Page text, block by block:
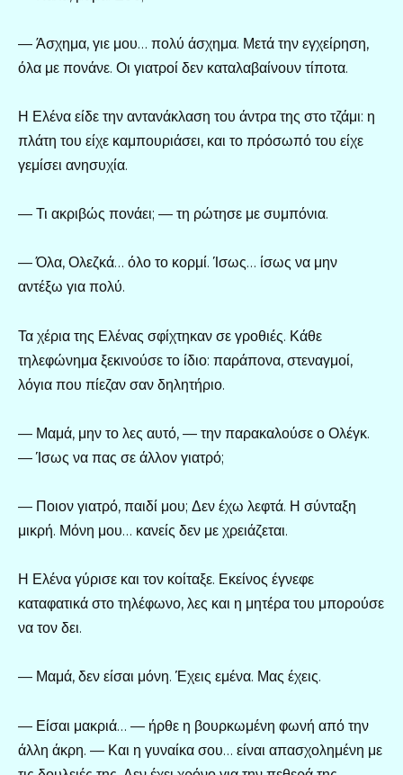
— Άσχημα, γιε μου… πολύ άσχημα. Μετά την εγχείρηση,
όλα με πονάνε. Οι γιατροί δεν καταλαβαίνουν τίποτα.
Η Ελένα είδε την αντανάκλαση του άντρα της στο τζάμι: η
πλάτη του είχε καμπουριάσει, και το πρόσωπό του είχε
γεμίσει ανησυχία.
— Τι ακριβώς πονάει; — τη ρώτησε με συμπόνια.
— Όλα, Ολεζκά… όλο το κορμί. Ίσως… ίσως να μην
αντέξω για πολύ.
Τα χέρια της Ελένας σφίχτηκαν σε γροθιές. Κάθε
τηλεφώνημα ξεκινούσε το ίδιο: παράπονα, στεναγμοί,
λόγια που πίεζαν σαν δηλητήριο.
— Μαμά, μην το λες αυτό, — την παρακαλούσε ο Ολέγκ.
— Ίσως να πας σε άλλον γιατρό;
— Ποιον γιατρό, παιδί μου; Δεν έχω λεφτά. Η σύνταξη
μικρή. Μόνη μου… κανείς δεν με χρειάζεται.
Η Ελένα γύρισε και τον κοίταξε. Εκείνος έγνεφε
καταφατικά στο τηλέφωνο, λες και η μητέρα του μπορούσε
να τον δει.
— Μαμά, δεν είσαι μόνη. Έχεις εμένα. Μας έχεις.
— Είσαι μακριά… — ήρθε η βουρκωμένη φωνή από την
άλλη άκρη. — Και η γυναίκα σου… είναι απασχολημένη με